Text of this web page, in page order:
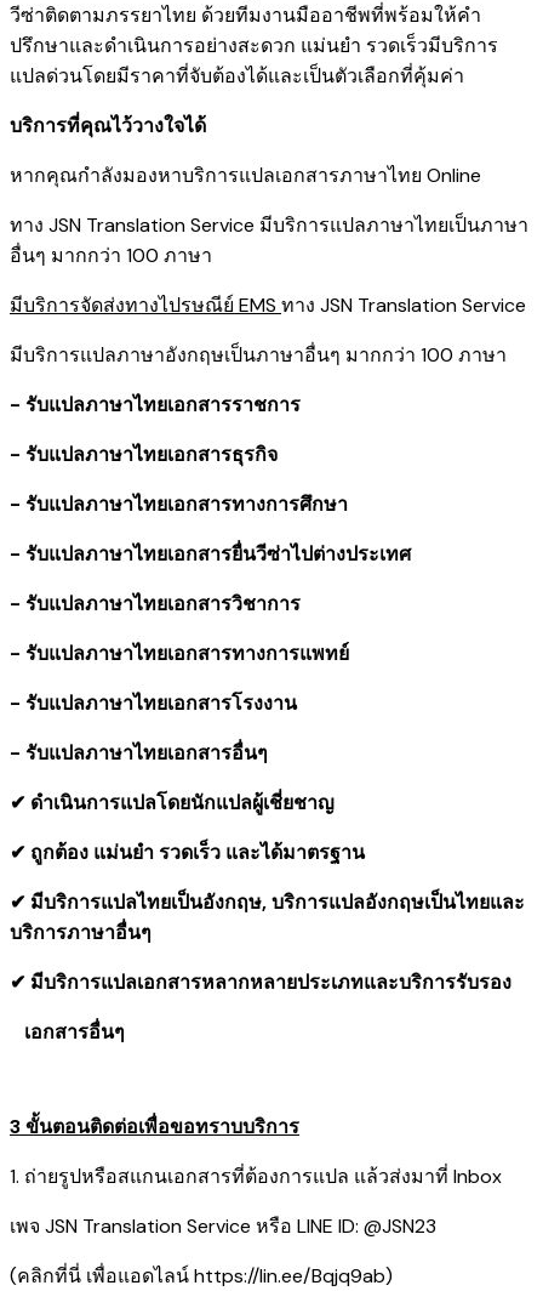
วีซ่าติดตามภรรยาไทย ด้วยทีมงานมืออาชีพที่พร้อมให้คำ
ปรึกษาและดำเนินการอย่างสะดวก แม่นยำ รวดเร็วมีบริการ
แปลด่วนโดยมีราคาที่จับต้องได้และเป็นตัวเลือกที่คุ้มค่า
บริการที่คุณไว้วางใจได้
หากคุณกำลังมองหาบริการแปลเอกสารภาษาไทย Online
ทาง JSN Translation Service มีบริการแปลภาษาไทยเป็นภาษา
อื่นๆ มากกว่า 100 ภาษา
มีบริการจัดส่งทางไปรษณีย์ EMS ทาง JSN Translation Service
มีบริการแปลภาษาอังกฤษเป็นภาษาอื่นๆ มากกว่า 100 ภาษา
- รับแปลภาษาไทยเอกสารราชการ
- รับแปลภาษาไทยเอกสารธุรกิจ
- รับแปลภาษาไทยเอกสารทางการศึกษา
- รับแปลภาษาไทยเอกสารยื่นวีซ่าไปต่างประเทศ
- รับแปลภาษาไทยเอกสารวิชาการ
- รับแปลภาษาไทยเอกสารทางการแพทย์
- รับแปลภาษาไทยเอกสารโรงงาน
- รับแปลภาษาไทยเอกสารอื่นๆ
✔ ดำเนินการแปลโดยนักแปลผู้เชี่ยชาญ
✔ ถูกต้อง แม่นยำ รวดเร็ว และได้มาตรฐาน
✔ มีบริการแปลไทยเป็นอังกฤษ, บริการแปลอังกฤษเป็นไทยและ
บริการภาษาอื่นๆ
✔ มีบริการแปลเอกสารหลากหลายประเภทและบริการรับรอง
​ เอกสารอื่นๆ
3 ขั้นตอนติดต่อเพื่อขอทราบบริการ
1. ถ่ายรูปหรือสแกนเอกสารที่ต้องการแปล แล้วส่งมาที่ Inbox
เพจ JSN Translation Service หรือ LINE ID: @JSN23
(คลิกที่นี่ เพื่อแอดไลน์https://lin.ee/Bqjq9ab)